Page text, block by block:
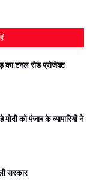
का टनल रोड प्रोजेक्‍ट
को पंजाब के व्यापारियों ने
सरकार